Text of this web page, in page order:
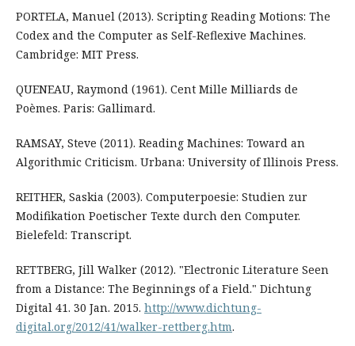
PORTELA, Manuel (2013). Scripting Reading Motions: The
Codex and the Computer as Self-Reflexive Machines.
Cambridge: MIT Press.
QUENEAU, Raymond (1961). Cent Mille Milliards de
Poèmes. Paris: Gallimard.
RAMSAY, Steve (2011). Reading Machines: Toward an
Algorithmic Criticism. Urbana: University of Illinois Press.
REITHER, Saskia (2003). Computerpoesie: Studien zur
Modifikation Poetischer Texte durch den Computer.
Bielefeld: Transcript.
RETTBERG, Jill Walker (2012). "Electronic Literature Seen
from a Distance: The Beginnings of a Field." Dichtung
Digital 41. 30 Jan. 2015. http://www.dichtung-
digital.org/2012/41/walker-rettberg.htm.